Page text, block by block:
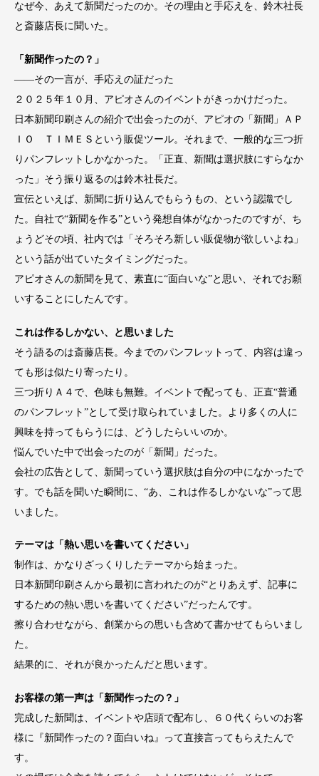
なぜ今、あえて新聞だったのか。その理由と手応えを、鈴木社長
と斎藤店長に聞いた。
「新聞作ったの？」
――その一言が、手応えの証だった
２０２５年１０月、アピオさんのイベントがきっかけだった。
日本新聞印刷さんの紹介で出会ったのが、アピオの「新聞」ＡＰ
ＩＯ ＴＩＭＥＳという販促ツール。それまで、一般的な三つ折
りパンフレットしかなかった。「正直、新聞は選択肢にすらなか
った」そう振り返るのは鈴木社長だ。
宣伝といえば、新聞に折り込んでもらうもの、という認識でし
た。自社で“新聞を作る”という発想自体がなかったのですが、ち
ょうどその頃、社内では「そろそろ新しい販促物が欲しいよね」
という話が出ていたタイミングだった。
アピオさんの新聞を見て、素直に“面白いな”と思い、それでお願
いすることにしたんです。
これは作るしかない、と思いました
そう語るのは斎藤店長。今までのパンフレットって、内容は違っ
ても形は似たり寄ったり。
三つ折りＡ４で、色味も無難。イベントで配っても、正直“普通
のパンフレット”として受け取られていました。より多くの人に
興味を持ってもらうには、どうしたらいいのか。
悩んでいた中で出会ったのが「新聞」だった。
会社の広告として、新聞っていう選択肢は自分の中になかったで
す。でも話を聞いた瞬間に、“あ、これは作るしかないな”って思
いました。
テーマは「熱い思いを書いてください」
制作は、かなりざっくりしたテーマから始まった。
日本新聞印刷さんから最初に言われたのが“とりあえず、記事に
するための熱い思いを書いてください”だったんです。
擦り合わせながら、創業からの思いも含めて書かせてもらいまし
た。
結果的に、それが良かったんだと思います。
お客様の第一声は「新聞作ったの？」
完成した新聞は、イベントや店頭で配布し、６０代くらいのお客
様に『新聞作ったの？面白いね』って直接言ってもらえたんで
す。